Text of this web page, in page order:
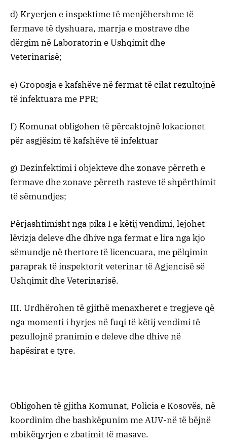
d) Kryerjen e inspektime të menjëhershme të
fermave të dyshuara, marrja e mostrave dhe
dërgim në Laboratorin e Ushqimit dhe
Veterinarisë;
e) Groposja e kafshëve në fermat të cilat rezultojnë
të infektuara me PPR;
f) Komunat obligohen të përcaktojnë lokacionet
për asgjësim të kafshëve të infektuar
g) Dezinfektimi i objekteve dhe zonave përreth e
fermave dhe zonave përreth rasteve të shpërthimit
të sëmundjes;
Përjashtimisht nga pika I e këtij vendimi, lejohet
lëvizja deleve dhe dhive nga fermat e lira nga kjo
sëmundje në thertore të licencuara, me pëlqimin
paraprak të inspektorit veterinar të Agjencisë së
Ushqimit dhe Veterinarisë.
III. Urdhërohen të gjithë menaxheret e tregjeve që
nga momenti i hyrjes në fuqi të këtij vendimi të
pezullojnë pranimin e deleve dhe dhive në
hapësirat e tyre.
Obligohen të gjitha Komunat, Policia e Kosovës, në
koordinim dhe bashkëpunim me AUV-në të bëjnë
mbikëqyrjen e zbatimit të masave.